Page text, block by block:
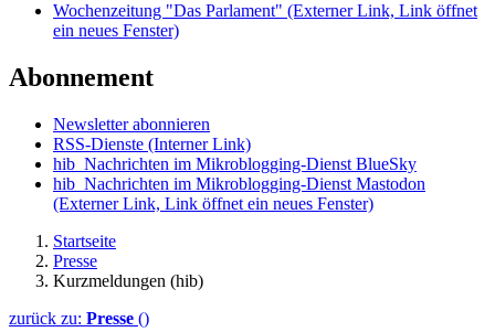
Wochenzeitung "Das Parlament" (Externer Link, Link öffnet
ein neues Fenster)
Abonnement
Newsletter abonnieren
RSS-Dienste (Interner Link)
hib_Nachrichten im Mikroblogging-Dienst BlueSky
hib_Nachrichten im Mikroblogging-Dienst Mastodon
(Externer Link, Link öffnet ein neues Fenster)
Startseite
Presse
Kurzmeldungen (hib)
zurück zu: Presse ()